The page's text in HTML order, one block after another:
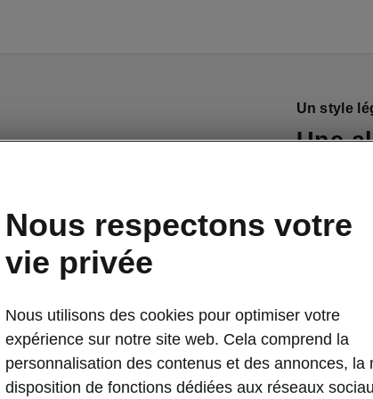
Un style
Une
option, la
dans l’œil
montés
souligné
boucliers
17″
Nous respectons votre
vie privée
Nous utilisons des cookies pour optimiser votre
expérience sur notre site web. Cela comprend la
personnalisation des contenus et des annonces, la
disposition de fonctions dédiées aux réseaux